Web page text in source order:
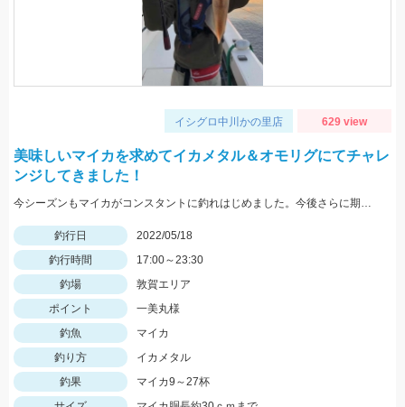
イシグロ中川かの里店 629 view
美味しいマイカを求めてイカメタル＆オモリグにてチャレ
ンジしてきました！
今シーズンもマイカがコンスタントに釣れはじめました。今後さらに期待できるので是非釣りに行ってみてください！
釣行日
2022/05/18
釣行時間
17:00～23:30
釣場
敦賀エリア
ポイント
一美丸様
釣魚
マイカ
釣り方
イカメタル
釣果
マイカ9～27杯